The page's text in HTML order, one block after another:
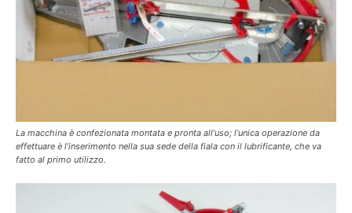
La macchina è confezionata montata e pronta all’uso; l’unica operazione da
effettuare è l’inserimento nella sua sede della fiala con il lubrificante, che va
fatto al primo utilizzo.